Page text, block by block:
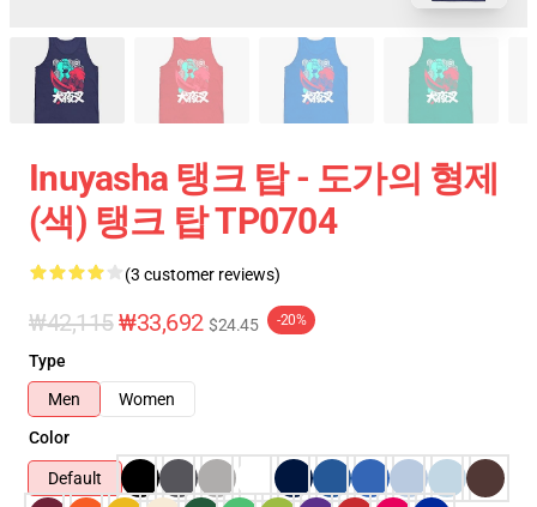
Inuyasha 탱크 탑 - 도가의 형제
(색) 탱크 탑 TP0704
(3 customer reviews)
₩42,115₩33,692 $24.45 -20%
Type
Men
Women
Color
Default